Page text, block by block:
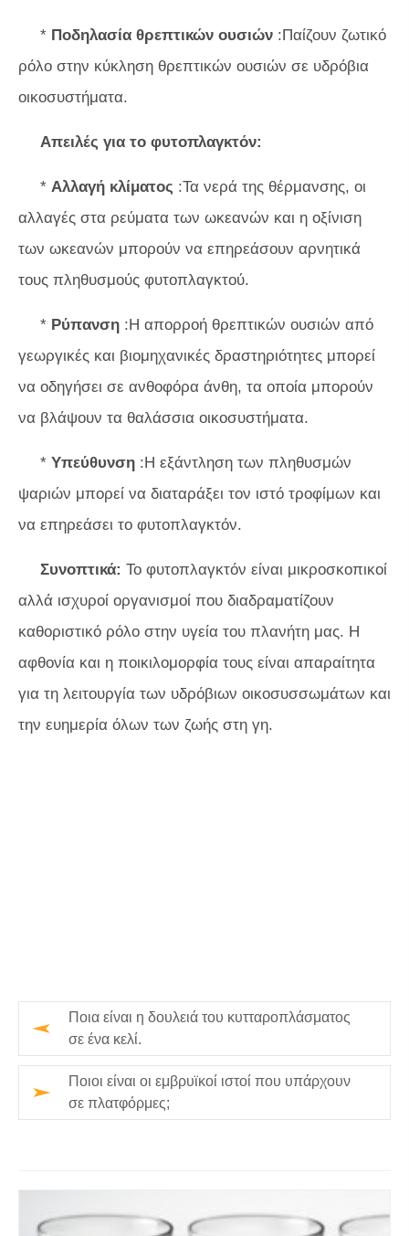
* Ποδηλασία θρεπτικών ουσιών :Παίζουν ζωτικό
ρόλο στην κύκληση θρεπτικών ουσιών σε υδρόβια
οικοσυστήματα.
Απειλές για το φυτοπλαγκτόν:
* Αλλαγή κλίματος :Τα νερά της θέρμανσης, οι
αλλαγές στα ρεύματα των ωκεανών και η οξίνιση
των ωκεανών μπορούν να επηρεάσουν αρνητικά
τους πληθυσμούς φυτοπλαγκτού.
* Ρύπανση :Η απορροή θρεπτικών ουσιών από
γεωργικές και βιομηχανικές δραστηριότητες μπορεί
να οδηγήσει σε ανθοφόρα άνθη, τα οποία μπορούν
να βλάψουν τα θαλάσσια οικοσυστήματα.
* Υπεύθυνση :Η εξάντληση των πληθυσμών
ψαριών μπορεί να διαταράξει τον ιστό τροφίμων και
να επηρεάσει το φυτοπλαγκτόν.
Συνοπτικά: Το φυτοπλαγκτόν είναι μικροσκοπικοί
αλλά ισχυροί οργανισμοί που διαδραματίζουν
καθοριστικό ρόλο στην υγεία του πλανήτη μας. Η
αφθονία και η ποικιλομορφία τους είναι απαραίτητα
για τη λειτουργία των υδρόβιων οικοσυσσωμάτων και
την ευημερία όλων των ζωής στη γη.
Ποια είναι η δουλειά του κυτταροπλάσματος
σε ένα κελί.
Ποιοι είναι οι εμβρυϊκοί ιστοί που υπάρχουν
σε πλατφόρμες;